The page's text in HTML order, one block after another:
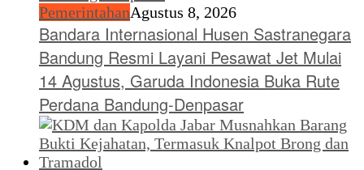
PemerintahanAgustus 8, 2026
Bandara Internasional Husen Sastranegara
Bandung Resmi Layani Pesawat Jet Mulai
14 Agustus, Garuda Indonesia Buka Rute
Perdana Bandung-Denpasar